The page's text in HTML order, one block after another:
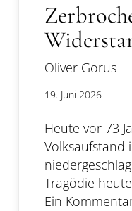
Oliver Gorus
19. Juni 2026
Heute vor 73
Volksaufstand
Tragödie
Ein